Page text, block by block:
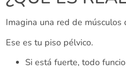
Imagina una red de
Ese es tu piso pélvico.
Si está fuerte, todo